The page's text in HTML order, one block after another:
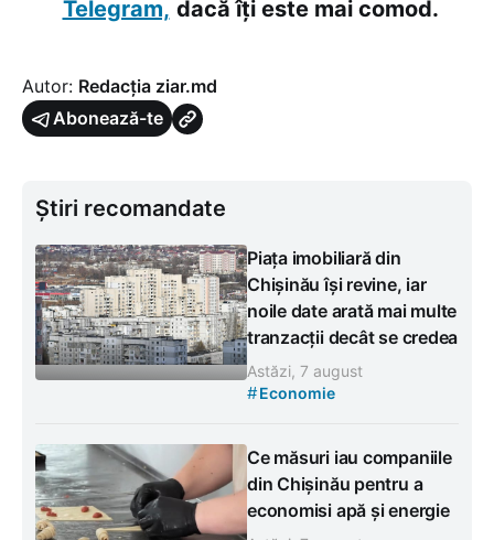
Telegram, dacă îți este mai comod.
Autor: Redacția ziar.md
Abonează-te
Știri recomandate
Piața imobiliară din
Chișinău își revine, iar
noile date arată mai multe
tranzacții decât se credea
Astăzi, 7 august
#Economie
Ce măsuri iau companiile
din Chișinău pentru a
economisi apă și energie